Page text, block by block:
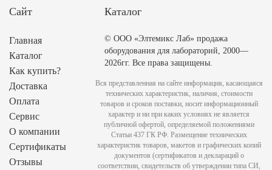
Сайт
Главная
Каталог
Как купить?
Доставка
Оплата
Сервис
О компании
Сертификаты
Отзывы
Каталог
© ООО «Элтемикс Лаб» продажа
оборудования для лабораторий, 2000—
2026гг. Все права защищены.
Вся представленная на сайте информация, касающаяся
технических характеристик, наличия, стоимости
товаров и сроков поставки, носит информационный
характер и ни при каких условиях не является
публичной офертой, определяемой положениями
Статьи 437 ГК РФ. Размещение технических
характеристик товаров, макетов и графических копий
документов (сертификатов и деклараций о
соответствии, свидетельств об утверждении типа СИ,